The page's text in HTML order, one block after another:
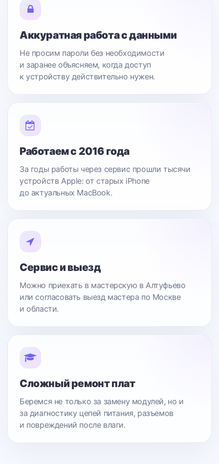
Аккуратная работа с данными
Не просим пароли без необходимости
и заранее объясняем, когда доступ
к устройству действительно нужен.
Работаем с 2016 года
За годы работы через сервис прошли тысячи
устройств Apple: от старых iPhone
до актуальных MacBook.
Сервис и выезд
Можно приехать в мастерскую в Алтуфьево
или согласовать выезд мастера по Москве
и области.
Сложный ремонт плат
Беремся не только за замену модулей, но и
за диагностику цепей питания, разъемов
и повреждений после влаги.